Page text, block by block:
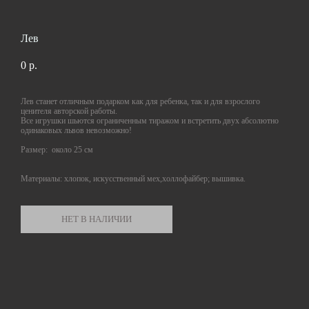
Лев
0 p.
Лев станет отличным подарком как для ребенка, так и для взрослого
ценителя авторской работы.
Все игрушки шьются ограниченным тиражом и встретить двух абсолютно
одинаковых львов невозможно!
Размер: около 25 см
Материалы: хлопок, искусственный мех,холлофайбер; вышивка.
НЕТ В НАЛИЧИИ